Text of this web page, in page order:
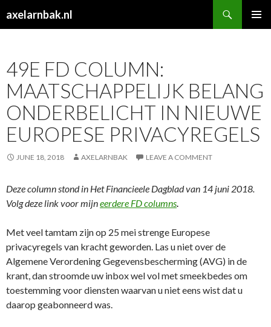
axelarnbak.nl
49E FD COLUMN:
MAATSCHAPPELIJK BELANG
ONDERBELICHT IN NIEUWE
EUROPESE PRIVACYREGELS
JUNE 18, 2018 AXELARNBAK LEAVE A COMMENT
Deze column stond in Het Financieele Dagblad van 14 juni 2018.
Volg deze link voor mijneerdere FD columns.
Met veel tamtam zijn op 25 mei strenge Europese
privacyregels van kracht geworden. Las u niet over de
Algemene Verordening Gegevensbescherming (AVG) in de
krant, dan stroomde uw inbox wel vol met smeekbedes om
toestemming voor diensten waarvan u niet eens wist dat u
daarop geabonneerd was.